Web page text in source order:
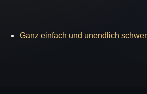
Ganz einfach und unendlich schwer